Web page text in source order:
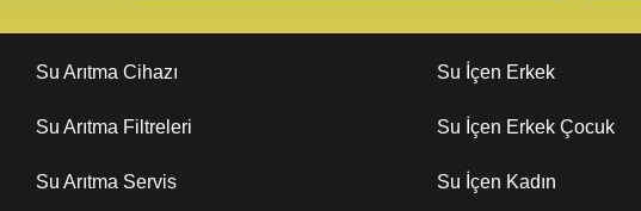
Su Arıtma Cihazı
Su Arıtma Filtreleri
Su Arıtma Servis
Su İçen Erkek
Su İçen Erkek Çocuk
Su İçen Kadın